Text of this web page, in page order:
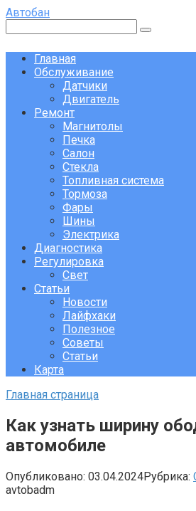
Перейти
контенту
Автобан
Главная
Обслуживание
Датчики
Двигатель
Ремонт
Магнитолы
Печка
Салон
Стекла
Топливная система
Тормоза
Фары
Шины
Электрика
Диагностика
Регулировка
Свет
Статьи
Новости
Лайфхаки
Полезное
Советы
Статьи
Карта
Главная страница
Как узнать ширину
автомобиле
Опубликовано: 03.04.2024Рубрика:
avtobadm